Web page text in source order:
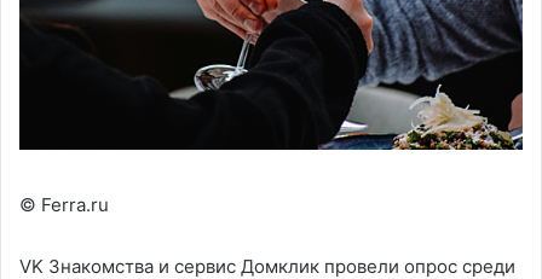
© Ferra.ru
VK Знакомства и сервис Домклик провели опрос среди